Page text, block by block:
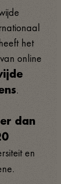
het
online
.
dan
en